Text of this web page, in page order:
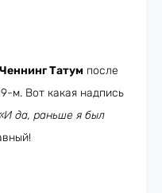
Ченнинг Татум после
м. Вот какая надпись
да, раньше я был